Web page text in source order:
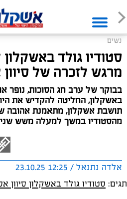
נשים
סטודיו גולד באשקלון
מרגש לזכרה של סיוון
בבוקר של ערב חג הסוכות, נופר
באשקלון, החליטה להקדיש את
תושבת אשקלון, מתאמנת אהובה
מהסטודיו במשך למעלה משש
אלדה נתנאל / 12:25 23.10.25
תגים: סטודיו גולד באשקלון סיוון